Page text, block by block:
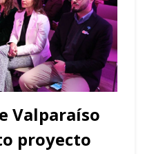
Valparaíso
proyecto